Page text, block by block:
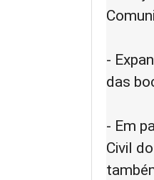
-
das
- Em
Civil